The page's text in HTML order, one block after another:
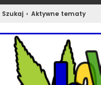
Szukaj Aktywne tematy